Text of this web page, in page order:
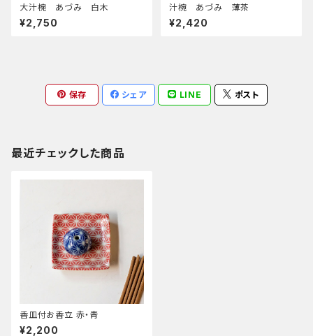
大汁椀 あづみ 白木
¥2,750
汁椀 あづみ 薄茶
¥2,420
保存 シェア LINE ポスト
最近チェックした商品
香皿付お香立 赤・青
¥2,200